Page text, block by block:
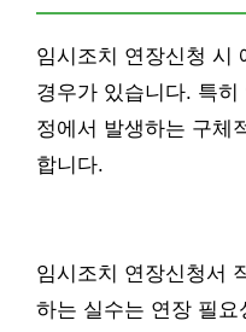
임시조치 연장신청 시
경우가 있습니다. 특
정에서 발생하는 구체
합니다.
임시조치 연장신청서
하는 실수는 연장 필